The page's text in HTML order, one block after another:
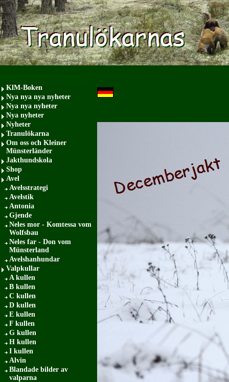
KlM-Boken
Nya nya nya nyheter
Nya nya nyheter
Nya nyheter
Nyheter
Tranulökarna
Om oss och Kleiner
Münsterländer
Jakthundskola
Shop
Avel
Avelsstrategi
Avelstik
Antonia
Gjende
Neles mor - Komtessa vom
Wolfsbau
Neles far - Don vom
Münsterland
Avelshanhundar
Valpkullar
A kullen
B kullen
C kullen
D kullen
E kullen
F kullen
G kullen
H kullen
I kullen
Alvin
Blandade bilder av
valparna